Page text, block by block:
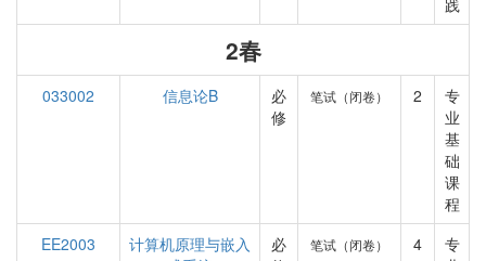
践
2春
033002 信息论B
必
修
笔试（闭卷） 2
专
业
基
础
课
程
EE2003
计算机原理与嵌入
必
笔试（闭卷） 4
专